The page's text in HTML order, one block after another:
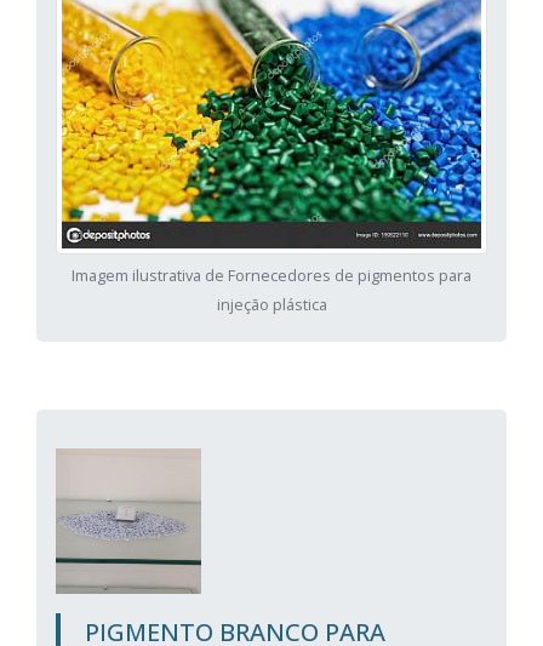
Imagem ilustrativa de Fornecedores de pigmentos para
injeção plástica
PIGMENTO BRANCO PARA